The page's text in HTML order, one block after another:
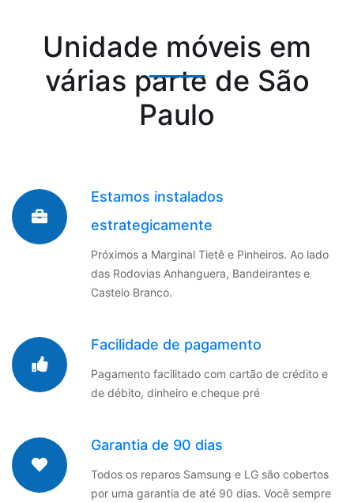
Unidade móveis em
várias parte de São
Paulo
Estamos instalados
estrategicamente
Próximos a Marginal Tietê e Pinheiros. Ao lado
das Rodovias Anhanguera, Bandeirantes e
Castelo Branco.
Facilidade de pagamento
Pagamento facilitado com cartão de crédito e
de débito, dinheiro e cheque pré
Garantia de 90 dias
Todos os reparos Samsung e LG são cobertos
por uma garantia de até 90 dias. Você sempre